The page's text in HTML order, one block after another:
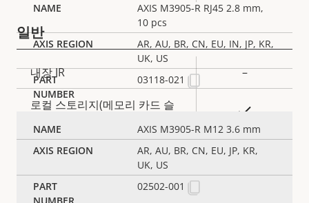
일반
속
성
설
명
성
내장 IR –
로컬 스토리지(메모리 카드 슬
롯)
작동 온도 -30 to 55 °C
실외용
AXIS M3905-R RJ45 2.8 mm,
10 pcs
AR, AU, BR, CN, EU, IN, JP, KR,
UK, US
03118-021
AXIS M3905-R M12 3.6 mm
AR, AU, BR, CN, EU, JP, KR,
UK, US
02502-001